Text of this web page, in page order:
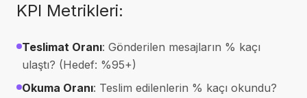
KPI Metrikleri:
Teslimat Oranı: Gönderilen mesajların % kaçı
ulaştı? (Hedef: %95+)
Okuma Oranı: Teslim edilenlerin % kaçı okundu?